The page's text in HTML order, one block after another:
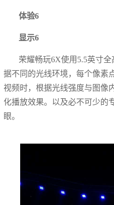
体验6
显示6
荣耀畅玩6X使用5.5英寸
据不同的光线环境，每个像素
视频时，根据光线强度与图像
化播放效果。以及必不可少的
眼。